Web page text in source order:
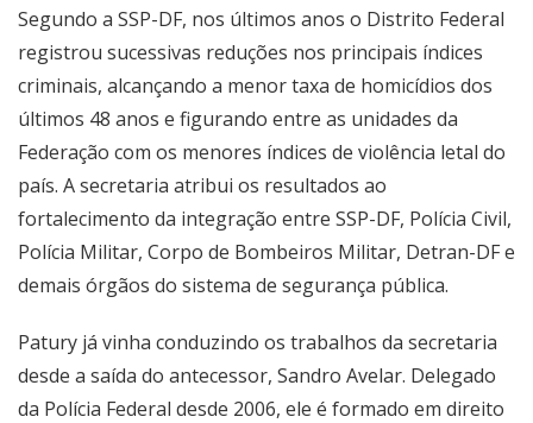
Segundo a SSP-DF, nos últimos anos o Distrito Federal
registrou sucessivas reduções nos principais índices
criminais, alcançando a menor taxa de homicídios dos
últimos 48 anos e figurando entre as unidades da
Federação com os menores índices de violência letal do
país. A secretaria atribui os resultados ao
fortalecimento da integração entre SSP-DF, Polícia Civil,
Polícia Militar, Corpo de Bombeiros Militar, Detran-DF e
demais órgãos do sistema de segurança pública.
Patury já vinha conduzindo os trabalhos da secretaria
desde a saída do antecessor, Sandro Avelar. Delegado
da Polícia Federal desde 2006, ele é formado em direito